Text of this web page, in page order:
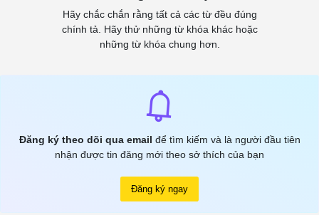
Hãy chắc chắn rằng tất cả các từ đều đúng
chính tả. Hãy thử những từ khóa khác hoặc
những từ khóa chung hơn.
Đăng ký theo dõi qua email để tìm kiếm và là người đầu tiên
nhận được tin đăng mới theo sở thích của bạn
Đăng ký ngay